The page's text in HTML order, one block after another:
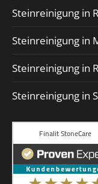
Steinreinigung in
Steinreinigung in
Steinreinigung in
Steinreinigung in